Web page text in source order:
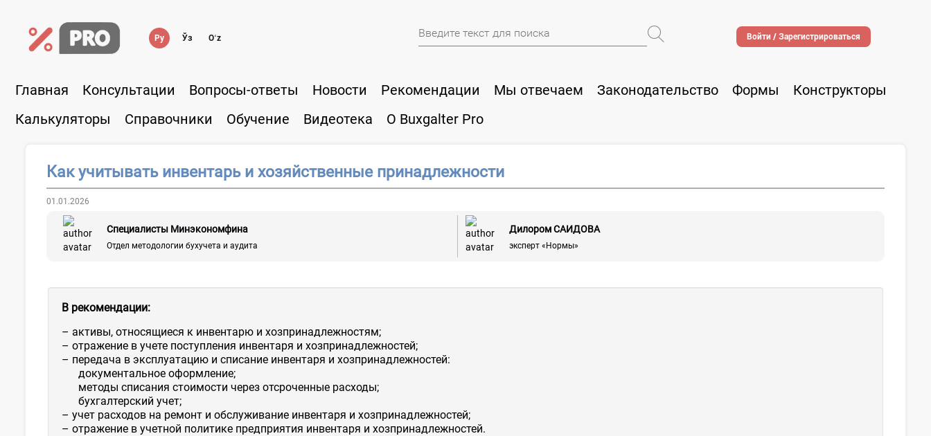
Ру Ўз Oʻz Войти / Зарегистрироваться
Главная Консультации Вопросы-ответы Новости Рекомендации Мы отвечаем Законодательство Формы
Конструкторы
Калькуляторы
Справочники Обучение Видеотека О Buxgalter Pro
Как учитывать инвентарь и хозяйственные принадлежности
01.01.2026
Специалисты Минэкономфина
Отдел методологии бухучета и аудита
Дилором САИДОВА
эксперт «Нормы»
В рекомендации:
– активы, относящиеся к инвентарю и хозпринадлежностям;
– отражение в учете поступления инвентаря и хозпринадлежностей;
– передача в эксплуатацию и списание инвентаря и хозпринадлежностей:
документальное оформление;
методы списания стоимости через отсроченные расходы;
бухгалтерский учет;
– учет расходов на ремонт и обслуживание инвентаря и хозпринадлежностей;
– отражение в учетной политике предприятия инвентаря и хозпринадлежностей.